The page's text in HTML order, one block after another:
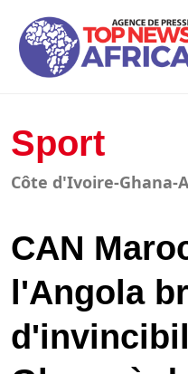
Sport
Côte d'Ivoire-Ghana-
CAN
l'Angola